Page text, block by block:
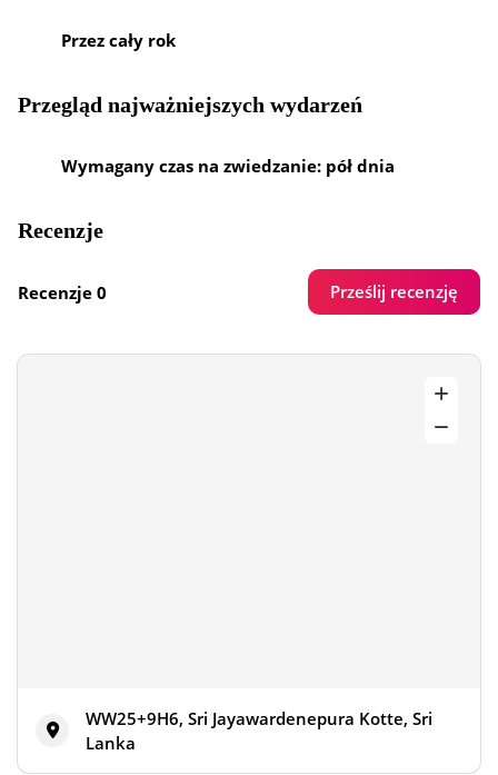
Przez cały rok
Przegląd najważniejszych wydarzeń
Wymagany czas na zwiedzanie: pół dnia
Recenzje
Recenzje 0 Prześlij recenzję
WW25+9H6, Sri Jayawardenepura Kotte, Sri
Lanka